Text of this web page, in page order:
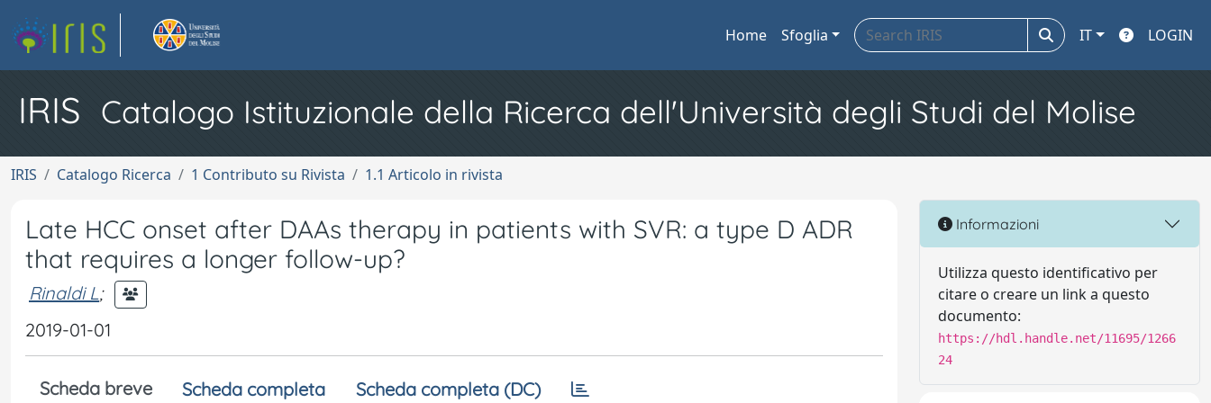
Home Sfoglia IT LOGIN
IRIS Catalogo Istituzionale della Ricerca dell'Università degli Studi del Molise
IRIS Catalogo Ricerca 1 Contributo su Rivista 1.1 Articolo in rivista
Late HCC onset after DAAs therapy in patients with SVR: a type D ADR
that requires a longer follow-up?
Rinaldi L;
2019-01-01
Scheda breve Scheda completa Scheda completa (DC)
Informazioni
Utilizza questo identificativo per
citare o creare un link a questo
documento:
https://hdl.handle.net/11695/1266
24